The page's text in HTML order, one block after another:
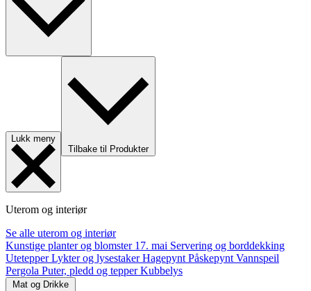
Lukk meny
Tilbake til Produkter
Uterom og interiør
Se alle uterom og interiør
Kunstige planter og blomster 17. mai Servering og borddekking
UtetepperLykter og lysestakerHagepynt Påskepynt Vannspeil
Pergola Puter, pledd og tepperKubbelys